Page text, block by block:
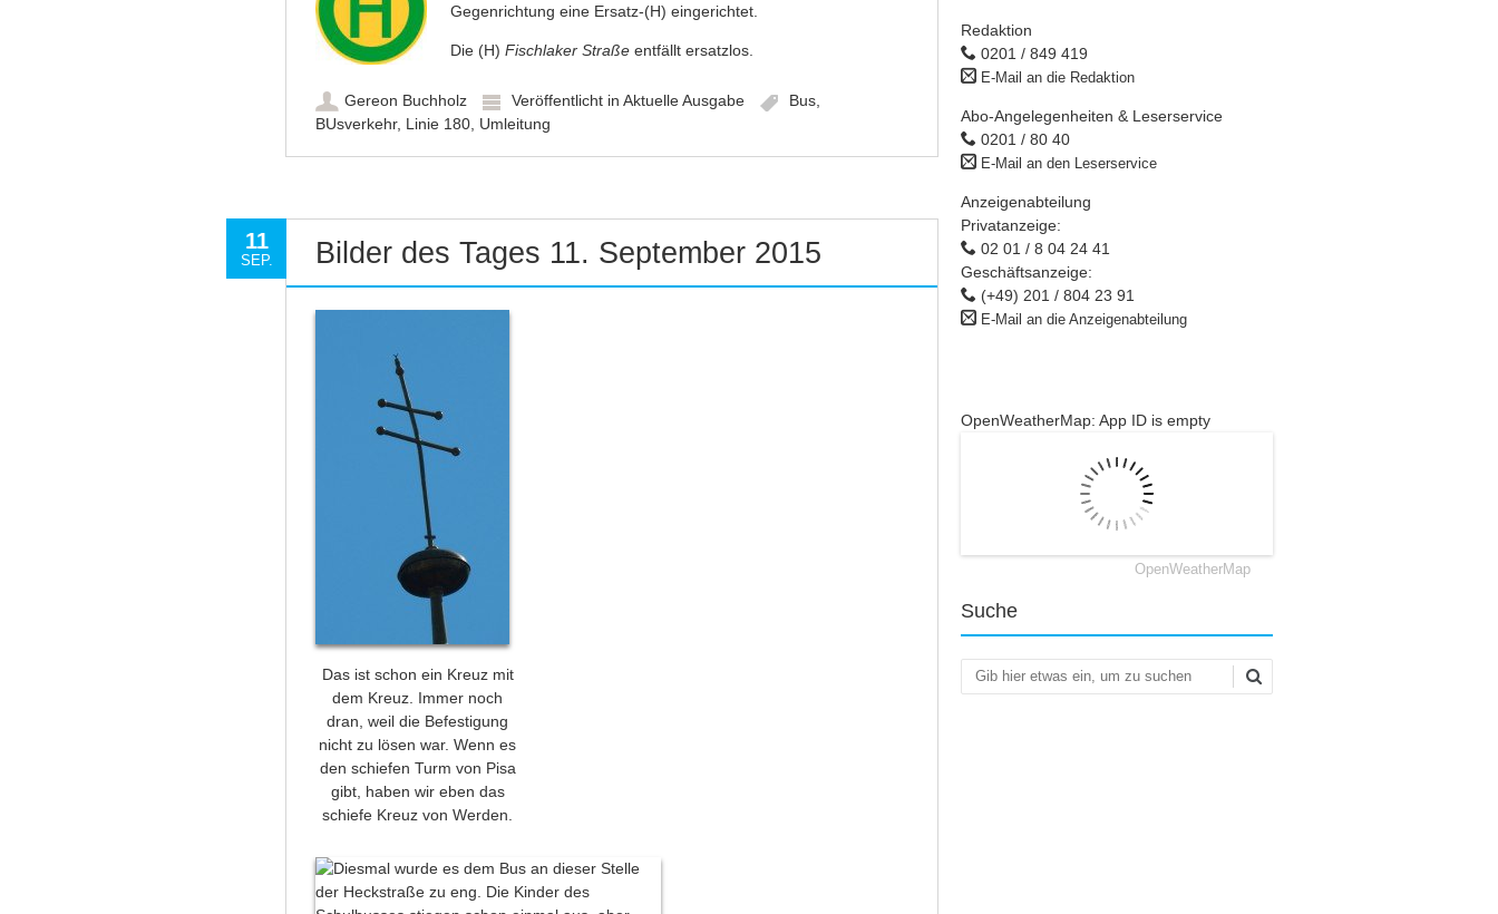
Gegenrichtung eine Ersatz-(H) eingerichtet.
Die (H) Fischlaker Straßeentfällt ersatzlos.
Gereon Buchholz Veröffentlicht in Aktuelle Ausgabe Bus,
BUsverkehr, Linie 180, Umleitung
11
SEP. Bilder des Tages 11. September 2015
Das ist schon ein Kreuz mit
dem Kreuz. Immer noch
dran, weil die Befestigung
nicht zu lösen war. Wenn es
den schiefen Turm von Pisa
gibt, haben wir eben das
schiefe Kreuz von Werden.
Redaktion
0201 / 849 419
E-Mail an die Redaktion
Abo-Angelegenheiten & Leserservice
0201 / 80 40
E-Mail an den Leserservice
Anzeigenabteilung
Privatanzeige:
02 01 / 8 04 24 41
Geschäftsanzeige:
(+49) 201 / 804 23 91
E-Mail an die Anzeigenabteilung
OpenWeatherMap: App ID is empty
OpenWeatherMap
Suche
Suchen